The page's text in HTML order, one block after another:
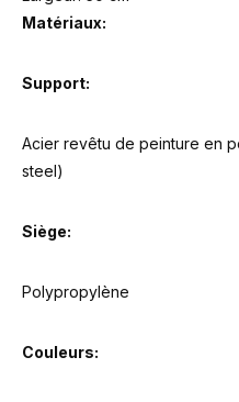
Matériaux:
Support:
Acier revêtu de peinture en
steel)
Siège:
Polypropylène
Couleurs: